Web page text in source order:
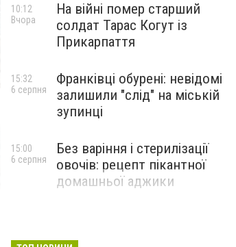
На війні помер старший
солдат Тарас Когут із
Прикарпаття
10:12
Вчора
Франківці обурені: невідомі
залишили "слід" на міській
зупинці
15:32
6 серпня
Без варіння і стерилізації
овочів: рецепт пікантної
домашньої аджики
15:00
6 серпня